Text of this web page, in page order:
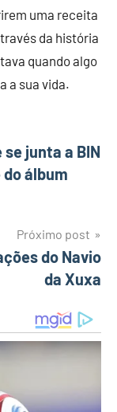
uma receita
da história
quando algo
a sua vida.
se junta a BIN
do álbum
Próximo post
do Navio
da Xuxa